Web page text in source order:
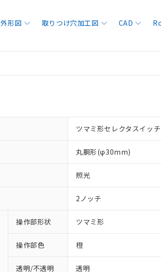
外形図 取りつけ穴加工図 CAD
ツマミ形セレクタスイッチ
丸胴形(φ30mm)
照光
2ノッチ
操作部形状 ツマミ形
操作部色 橙
透明/不透明 透明